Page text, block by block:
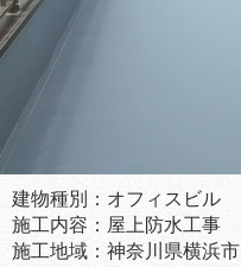
建物種別：オフィスビル
施工内容：屋上防水工事
施工地域：神奈川県横浜市